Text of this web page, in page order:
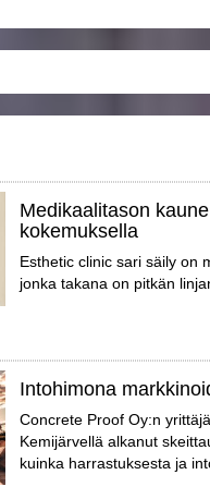
Medikaalitason
kokemuksella
Esthetic clinic sari säily on
jonka takana on pitkän
Intohimona
Concrete Proof Oy:n
Kemijärvellä alkanut
kuinka harrastuksesta ja